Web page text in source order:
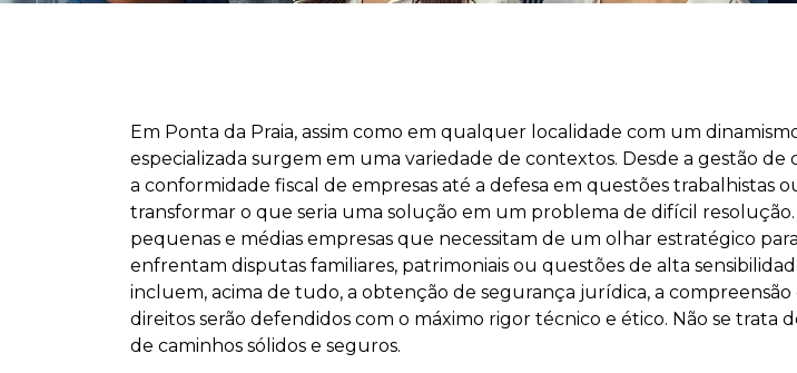
Em Ponta da Praia, assim como em qualquer localidade com um
especializada surgem em uma variedade de contextos. Desde a gestão
a conformidade fiscal de empresas até a defesa em questões
transformar o que seria uma solução em um problema de difícil
pequenas e médias empresas que necessitam de um olhar estratégico
enfrentam disputas familiares, patrimoniais ou questões de alta
incluem, acima de tudo, a obtenção de segurança jurídica, a compreensão
direitos serão defendidos com o máximo rigor técnico e ético. Não se trata
de caminhos sólidos e seguros.